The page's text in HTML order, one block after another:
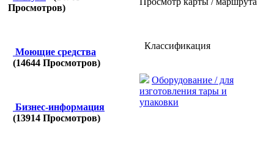
Просмотров)
Моющие средства
(14644 Просмотров)
Бизнес-информация
(13914 Просмотров)
Классификация
Оборудование / для
изготовления тары и
упаковки